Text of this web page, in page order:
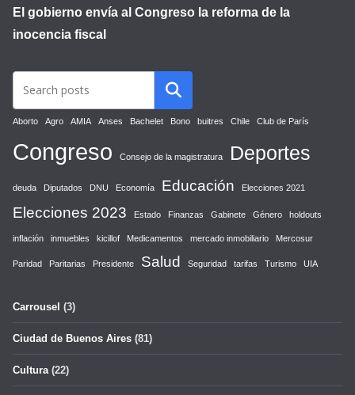
El gobierno envía al Congreso la reforma de la
inocencia fiscal
Aborto Agro AMIA Anses Bachelet Bono buitres Chile Club de París
Congreso Consejo de la magistratura Deportes
deuda Diputados DNU Economía Educación Elecciones 2021
Elecciones 2023 Estado Finanzas Gabinete Género holdouts
inflación inmuebles kicillof Medicamentos mercado inmobiliario Mercosur
Paridad Paritarias Presidente Salud Seguridad tarifas Turismo UIA
Carrousel (3)
Ciudad de Buenos Aires (81)
Cultura(22)